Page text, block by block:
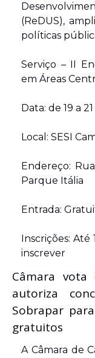
(ReDUS),
políticas
Serviço – II
em Áreas
Data: de 19 a
Local: SESI
Endereço:
Parque Itália
Entrada:
Inscrições:
inscrever
Câmara
autoriza
Sobrapar
gratuitos
A Câmara de